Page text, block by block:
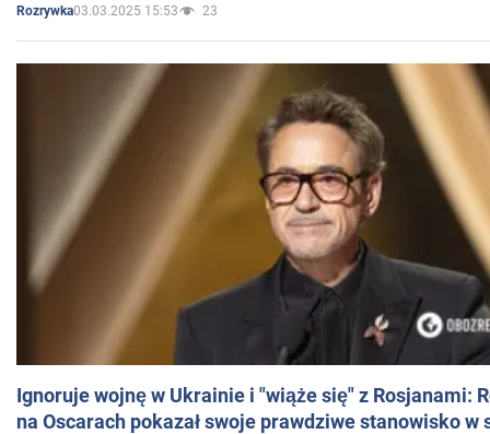
Rozrywka03.03.2025 15:53 23
Ignoruje wojnę w Ukrainie i "wiąże się" z Rosjanami:
na Oscarach pokazał swoje prawdziwe stanowisko w